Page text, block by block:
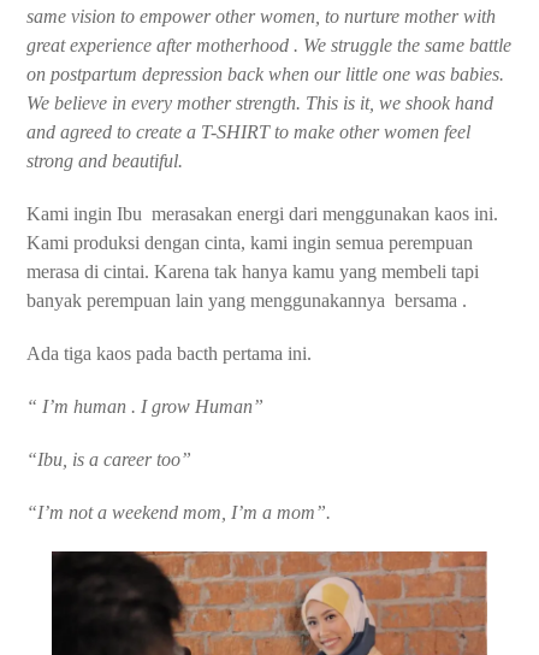
same vision to empower other women, to nurture mother with
great experience after motherhood . We struggle the same battle
on postpartum depression back when our little one was babies.
We believe in every mother strength. This is it, we shook hand
and agreed to create a T-SHIRT to make other women feel
strong and beautiful.
Kami ingin Ibu merasakan energi dari menggunakan kaos ini.
Kami produksi dengan cinta, kami ingin semua perempuan
merasa di cintai. Karena tak hanya kamu yang membeli tapi
banyak perempuan lain yang menggunakannya bersama .
Ada tiga kaos pada bacth pertama ini.
“ I’m human . I grow Human”
“Ibu, is a career too”
“I’m not a weekend mom, I’m a mom”.